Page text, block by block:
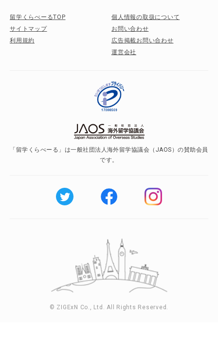
留学くらべーるTOP
サイトマップ
利用規約
個人情報の取扱について
お問い合わせ
広告掲載お問い合わせ
運営会社
「留学くらべーる」は一般社団法人海外留学協議会（JAOS）の賛助会員
です。
© ZIGExN Co., Ltd. All Rights Reserved.